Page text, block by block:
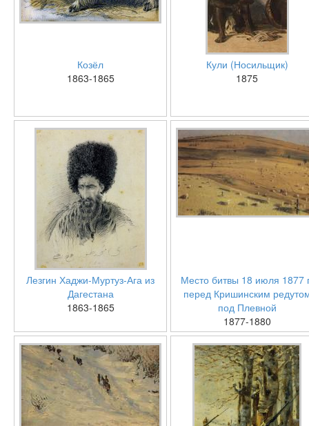
Козёл
1863-1865
Кули (Носильщик)
1875
Лезгин Хаджи-Муртуз-Ага из
Дагестана
1863-1865
Место битвы 18 июля 1877
перед Кришинским
под Плевной
1877-1880